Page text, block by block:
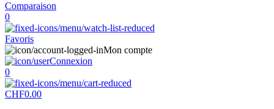
Comparaison
0
Favoris
Mon compte
Connexion
0
CHF0.00